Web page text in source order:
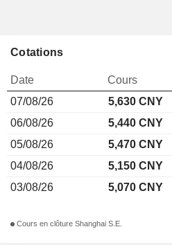
Cotations
Date Cours
07/08/26
5,630 CNY
06/08/26
5,440 CNY
05/08/26
5,470 CNY
04/08/26
5,150 CNY
03/08/26
5,070 CNY
Cours en clôture Shanghai S.E.